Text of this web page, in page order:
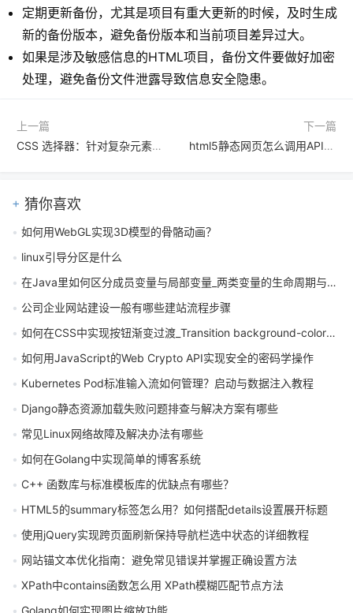
定期更新备份，尤其是项目有重大更新的时候，及时生成
新的备份版本，避免备份版本和当前项目差异过大。
如果是涉及敏感信息的HTML项目，备份文件要做好加密
处理，避免备份文件泄露导致信息安全隐患。
上一篇
CSS 选择器：针对复杂元素的定位难题如何解决？
下一篇
html5静态网页怎么调用API？跨域请求处理方法有哪些
猜你喜欢
如何用WebGL实现3D模型的骨骼动画？
linux引导分区是什么
在Java里如何区分成员变量与局部变量_两类变量的生命周期与作用域解析
公司企业网站建设一般有哪些建站流程步骤
如何在CSS中实现按钮渐变过渡_Transition background-color与hover效果应用
如何用JavaScript的Web Crypto API实现安全的密码学操作
Kubernetes Pod标准输入流如何管理？启动与数据注入教程
Django静态资源加载失败问题排查与解决方案有哪些
常见Linux网络故障及解决办法有哪些
如何在Golang中实现简单的博客系统
C++ 函数库与标准模板库的优缺点有哪些？
HTML5的summary标签怎么用？如何搭配details设置展开标题
使用jQuery实现跨页面刷新保持导航栏选中状态的详细教程
网站锚文本优化指南：避免常见错误并掌握正确设置方法
XPath中contains函数怎么用 XPath模糊匹配节点方法
Golang如何实现图片缩放功能